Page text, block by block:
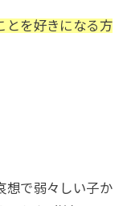
とを好きになる方
想で弱々しい子か